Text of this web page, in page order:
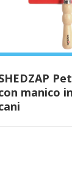
- Rastrello
manico